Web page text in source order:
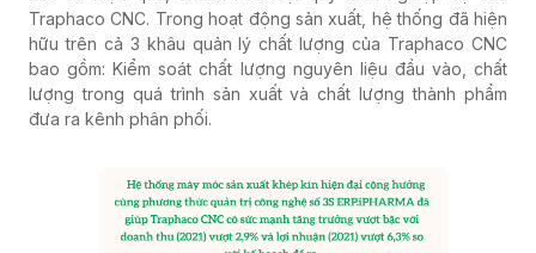
Traphaco CNC. Trong hoạt động sản xuất, hệ thống đã hiện
hữu trên cả 3 khâu quản lý chất lượng của Traphaco CNC
bao gồm: Kiểm soát chất lượng nguyên liệu đầu vào, chất
lượng trong quá trình sản xuất và chất lượng thành phẩm
đưa ra kênh phân phối.